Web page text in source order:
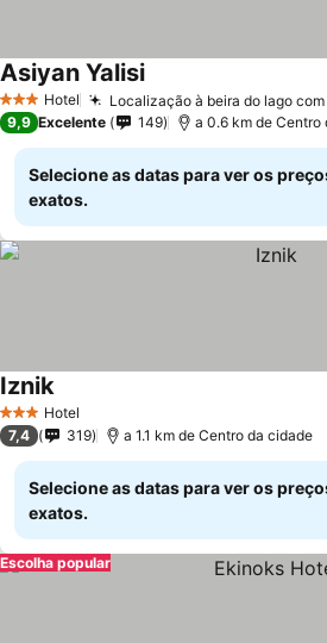
3 EstrelasHotel Localização à beira do lago
Asiyan Yalisi
9,9 Excelente 149 a 0.6 km de Centro
Selecione as datas para ver os
exatos.
3 EstrelasHotel
Iznik
7,4 319 a 1.1 km de Centro da cidade
Selecione as datas para ver os
exatos.
Escolha popular